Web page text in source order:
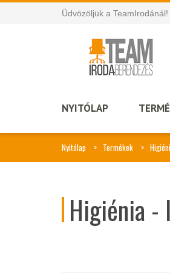
Üdvözöljük a TeamIrodánál!
NYITÓLAP
Nyitólap Termékek
Higiénia -